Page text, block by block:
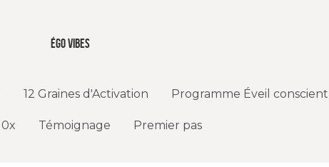
Égo vibes
12 Graines d'Activation Programme Éveil conscient
Témoignage Premier pas
Égo vibes
12 Graines d'Activation Programme Éveil conscient
Témoignage Premier pas